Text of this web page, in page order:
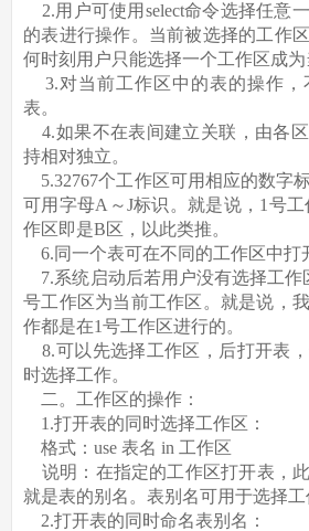
2.用户可使用select命令选择任意
的表进行操作。当前被选择的工作
何时刻用户只能选择一个工作区成为
3.对当前工作区中的表的操作，
表。
4.如果不在表间建立关联，由各
持相对独立。
5.32767个工作区可用相应的数字
可用字母A～J标识。就是说，1号
作区即是B区，以此类推。
6.同一个表可在不同的工作区中打
7.系统启动后若用户没有选择工作
号工作区为当前工作区。就是说，
作都是在1号工作区进行的。
8.可以先选择工作区，后打开表
时选择工作。
二。工作区的操作：
1.打开表的同时选择工作区：
格式：use 表名 in 工作区
说明：在指定的工作区打开表，
就是表的别名。表别名可用于选择工
2.打开表的同时命名表别名：